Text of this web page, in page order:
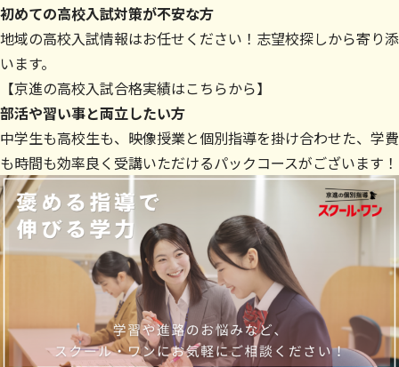
初めての高校入試対策が不安な方
地域の高校入試情報はお任せください！志望校探しから寄り添
います。
【京進の高校入試合格実績はこちらから】
部活や習い事と両立したい方
中学生も高校生も、映像授業と個別指導を掛け合わせた、学費
も時間も効率良く受講いただけるパックコースがございます！